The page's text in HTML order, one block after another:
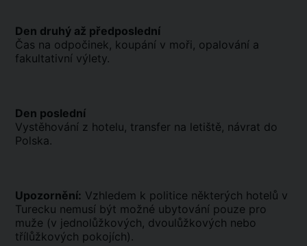
Den druhý až předposlední
Čas na odpočinek, koupání v moři, opalování a
fakultativní výlety.
Den poslední
Vystěhování z hotelu, transfer na letiště, návrat do
Polska.
Upozornění: Vzhledem k politice některých hotelů v
Turecku nemusí být možné ubytování pouze pro
muže (v jednolůžkových, dvoulůžkových nebo
třílůžkových pokojích).